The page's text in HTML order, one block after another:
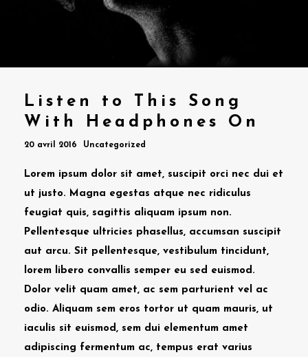
Listen to This Song
With Headphones On
20 avril 2016 Uncategorized
Lorem ipsum dolor sit amet, suscipit orci nec dui et
ut justo. Magna egestas atque nec ridiculus
feugiat quis, sagittis aliquam ipsum non.
Pellentesque ultricies phasellus, accumsan suscipit
aut arcu. Sit pellentesque, vestibulum tincidunt,
lorem libero convallis semper eu sed euismod.
Dolor velit quam amet, ac sem parturient vel ac
odio. Aliquam sem eros tortor ut quam mauris, ut
iaculis sit euismod, sem dui elementum amet
adipiscing fermentum ac, tempus erat varius